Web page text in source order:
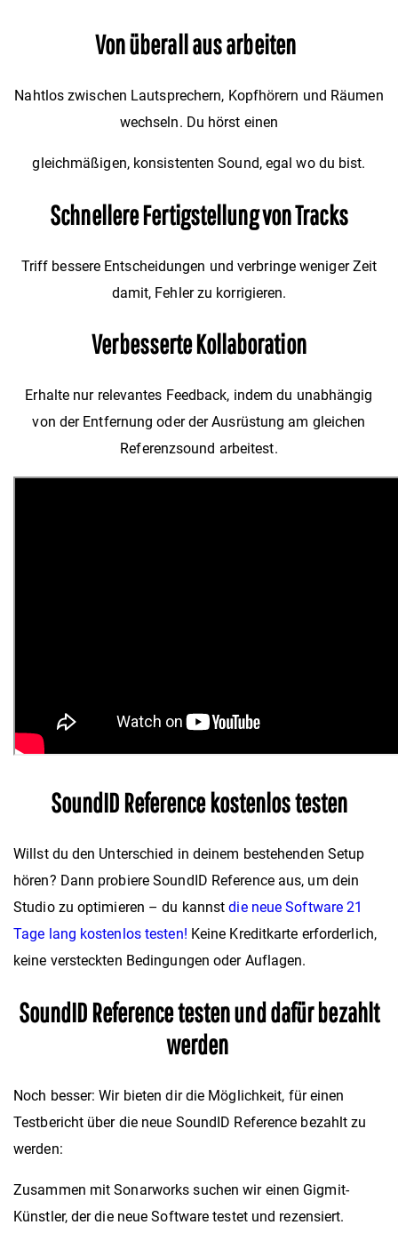
Von überall aus arbeiten
Nahtlos zwischen Lautsprechern, Kopfhörern und Räumen
wechseln. Du hörst einen
gleichmäßigen, konsistenten Sound, egal wo du bist.
Schnellere Fertigstellung von Tracks
Triff bessere Entscheidungen und verbringe weniger Zeit
damit, Fehler zu korrigieren.
Verbesserte Kollaboration
Erhalte nur relevantes Feedback, indem du unabhängig
von der Entfernung oder der Ausrüstung am gleichen
Referenzsound arbeitest.
SoundID Reference kostenlos testen
Willst du den Unterschied in deinem bestehenden Setup
hören? Dann probiere SoundID Reference aus, um dein
Studio zu optimieren – du kannstdie neue Software 21
Tage lang kostenlos testen! Keine Kreditkarte erforderlich,
keine versteckten Bedingungen oder Auflagen.
SoundID Reference testen und dafür bezahlt
werden
Noch besser: Wir bieten dir die Möglichkeit, für einen
Testbericht über die neue SoundID Reference bezahlt zu
werden:
Zusammen mit Sonarworks suchen wir einen Gigmit-
Künstler, der die neue Software testet und rezensiert.